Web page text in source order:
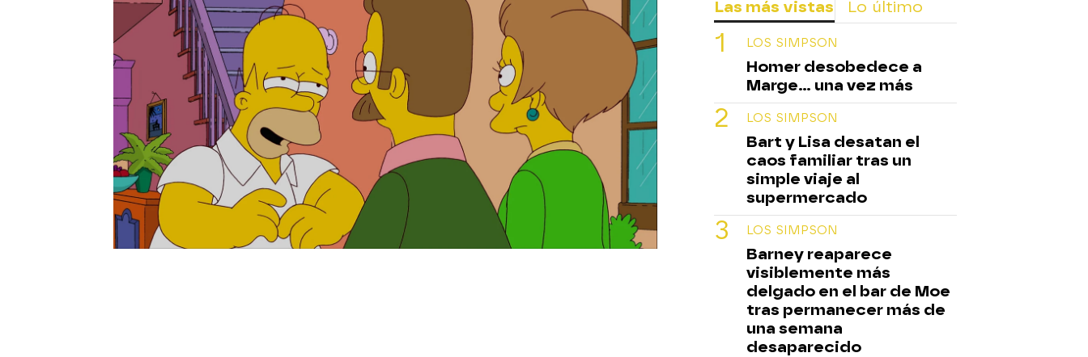
Publicado:27 de septiembre de 2021, 21:48
Edna Krabappel se enamora de Ned Flandersdespués de que
ambos coincidieran por accidente. Lo que en un principio no
parecía importarle demasiado a Bart, se convierte en un
problema, pues acaba teniendo a su profesora todos los días
en la casa de al lado. Tampoco a Homer le gusta la influencia
de Edna sobre Flanders. Así que ambos deciden llevar a cabo
un plan para romper ese noviazgo.
series neox
Las más vistas Lo último
LOS SIMPSON
Homer desobedece a
Marge... una vez más
LOS SIMPSON
Bart y Lisa desatan el
caos familiar tras un
simple viaje al
supermercado
LOS SIMPSON
Barney reaparece
visiblemente más
delgado en el bar de Moe
tras permanecer más de
una semana
desaparecido